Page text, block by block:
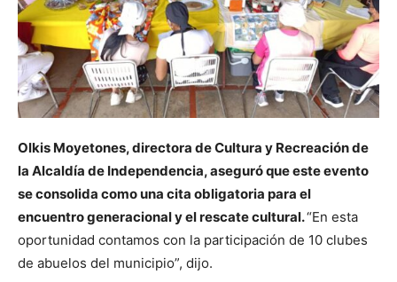
Olkis Moyetones, directora de Cultura y Recreación de
la Alcaldía de Independencia, aseguró que este evento
se consolida como una cita obligatoria para el
encuentro generacional y el rescate cultural.“En esta
oportunidad contamos con la participación de 10 clubes
de abuelos del municipio”, dijo.